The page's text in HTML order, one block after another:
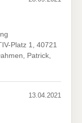
Platz 1, 40721
Patrick,
13.04.2021